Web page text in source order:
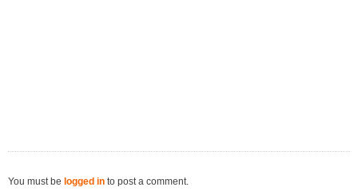
You must be logged in to post a comment.